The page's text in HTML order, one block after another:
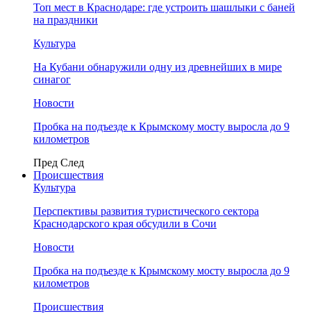
Топ мест в Краснодаре: где устроить шашлыки с баней
на праздники
Культура
На Кубани обнаружили одну из древнейших в мире
синагог
Новости
Пробка на подъезде к Крымскому мосту выросла до 9
километров
Пред След
Происшествия
Культура
Перспективы развития туристического сектора
Краснодарского края обсудили в Сочи
Новости
Пробка на подъезде к Крымскому мосту выросла до 9
километров
Происшествия